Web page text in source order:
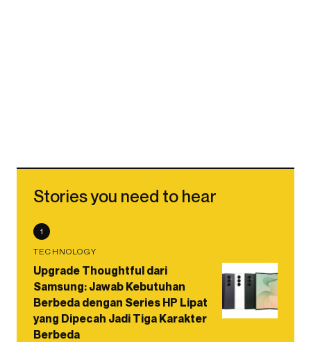
Stories you need to hear
1
TECHNOLOGY
Upgrade Thoughtful dari
Samsung: Jawab Kebutuhan
Berbeda dengan Series HP Lipat
yang Dipecah Jadi Tiga Karakter
Berbeda